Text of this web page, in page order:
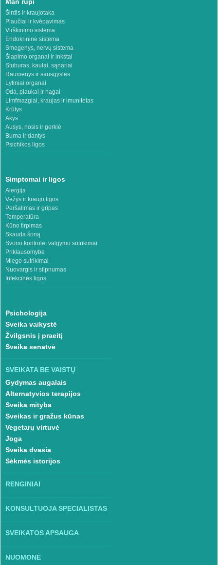
Širdis ir kraujotaka
Plaučiai ir kvėpavimas
Virškinimo sistema
Endokrininė sistema
Smegenys, nervų sistema
Šlapimo organai ir inkstai
Stuburas, kaulai, sąnariai
Raumenys ir sausgyslės
Lytiniai organai
Oda, plaukai ir nagai
Limfmazgiai, kraujas ir imunitetas
Krūtys
Akys
Ausys, nosis ir gerklė
Burna ir dantys
Psichikos ligos
Simptomai ir ligos
Alergija
Vėžys ir kraujo ligos
Peršalimas ir gripas
Temperatūra
Kūno tirpimas
Skauda šoną
Svorio kontrolė, valgymo sutrikimai
Priklausomybė
Miego sutrikimai
Nuovargis ir silpnumas
Infekcinės ligos
Psichologija
Sveika vaikystė
Žvilgsnis į praeitį
Sveika senatvė
SVEIKATA BE VAISTŲ
Gydymas augalais
Alternatyvios terapijos
Sveika mityba
Sveikas ir gražus kūnas
Vegetarų virtuvė
Joga
Sveika dvasia
Sėkmės istorijos
RENGINIAI
KONSULTUOJA SPECIALISTAS
SVEIKATOS APSAUGA
NUOMONĖ